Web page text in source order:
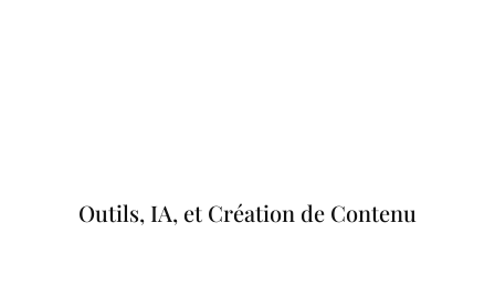
Outils, IA, et Création de Contenu